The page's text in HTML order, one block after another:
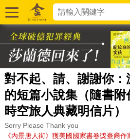
對不起、請、謝謝你
的短篇小說集（隨書附
時空旅人典藏明信片）
Sorry Please Thank you
《內景唐人街》獲美國國家書卷獎臺裔